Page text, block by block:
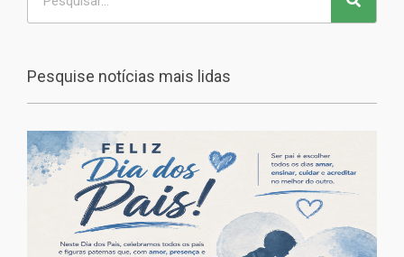
Pesquise notícias mais lidas